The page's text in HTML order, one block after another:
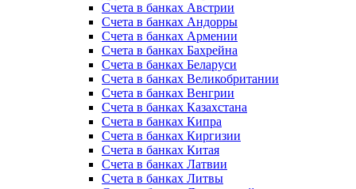
Счета в банках Австрии
Счета в банках Андорры
Счета в банках Армении
Счета в банках Бахрейна
Счета в банках Беларуси
Счета в банках Великобритании
Счета в банках Венгрии
Счета в банках Казахстана
Счета в банках Кипра
Счета в банках Киргизии
Счета в банках Китая
Счета в банках Латвии
Счета в банках Литвы